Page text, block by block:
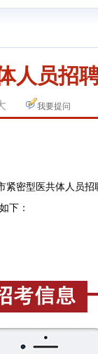
员招
我要提问
紧密型医共体人员招
下：